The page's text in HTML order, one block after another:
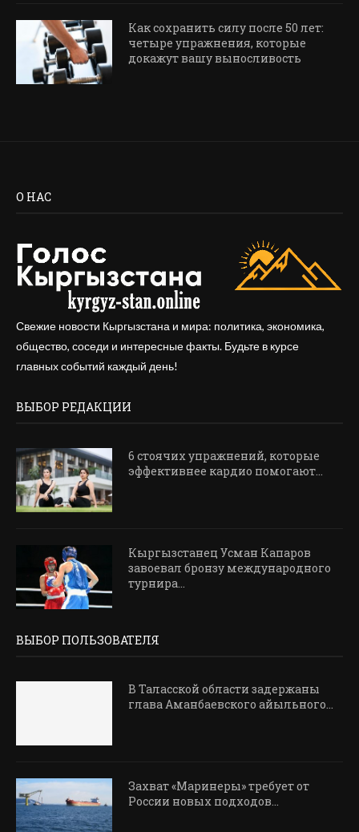
Как сохранить силу после 50 лет:
четыре упражнения, которые
докажут вашу выносливость
О НАС
Свежие новости Кыргызстана и мира: политика, экономика,
общество, соседи и интересные факты. Будьте в курсе
главных событий каждый день!
ВЫБОР РЕДАКЦИИ
6 стоячих упражнений, которые
эффективнее кардио помогают...
Кыргызстанец Усман Капаров
завоевал бронзу международного
турнира...
ВЫБОР ПОЛЬЗОВАТЕЛЯ
В Таласской области задержаны
глава Аманбаевского айыльного...
Захват «Маринеры» требует от
России новых подходов...